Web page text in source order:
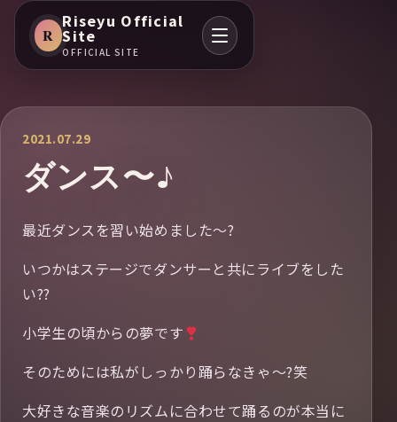
R
Riseyu Official
Site
OFFICIAL SITE
2021.07.29
ダンス〜♪
最近ダンスを習い始めました〜?
いつかはステージでダンサーと共にライブをした
い??
小学生の頃からの夢です
そのためには私がしっかり踊らなきゃ〜?笑
大好きな音楽のリズムに合わせて踊るのが本当に